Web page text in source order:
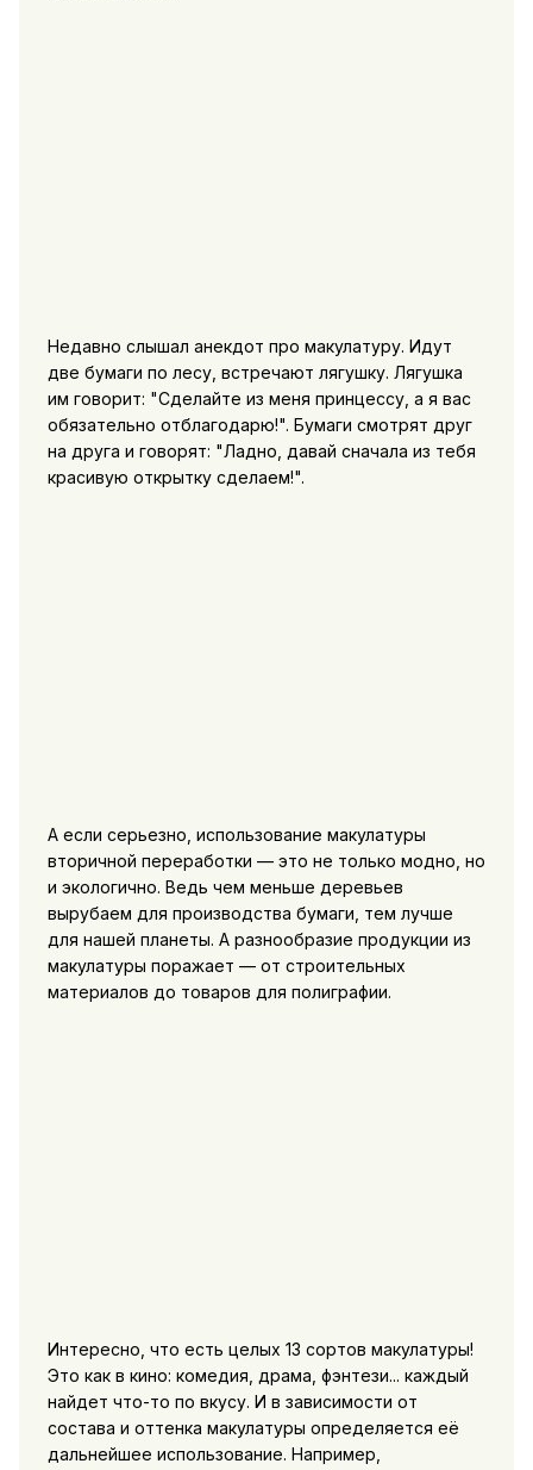
Недавно слышал анекдот про макулатуру. Идут
две бумаги по лесу, встречают лягушку. Лягушка
им говорит: "Сделайте из меня принцессу, а я вас
обязательно отблагодарю!". Бумаги смотрят друг
на друга и говорят: "Ладно, давай сначала из тебя
красивую открытку сделаем!".
А если серьезно, использование макулатуры
вторичной переработки — это не только модно, но
и экологично. Ведь чем меньше деревьев
вырубаем для производства бумаги, тем лучше
для нашей планеты. А разнообразие продукции из
макулатуры поражает — от строительных
материалов до товаров для полиграфии.
Интересно, что есть целых 13 сортов макулатуры!
Это как в кино: комедия, драма, фэнтези... каждый
найдет что-то по вкусу. И в зависимости от
состава и оттенка макулатуры определяется её
дальнейшее использование. Например,